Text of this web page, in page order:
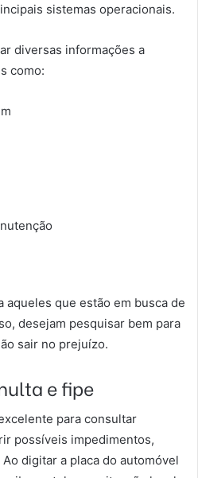
sistemas operacionais.
diversas informações a
como:
aqueles que estão em busca de
desejam pesquisar bem para
sair no prejuízo.
e fipe
para consultar
possíveis impedimentos,
digitar a placa do automóvel